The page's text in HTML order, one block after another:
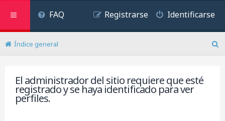
FAQ Identificarse
Registrarse
Índice general
El administrador del sitio requiere que esté
registrado y se haya identificado para ver
perfiles.